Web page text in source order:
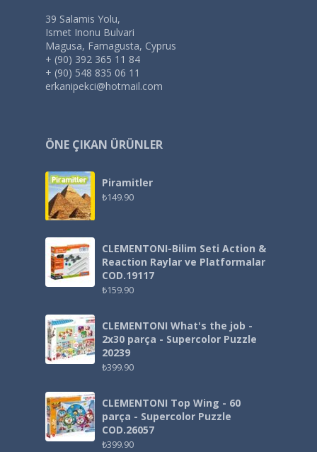
39 Salamis Yolu,
Ismet Inonu Bulvari
Magusa, Famagusta, Cyprus
+ (90) 392 365 11 84
+ (90) 548 835 06 11
erkanipekci@hotmail.com
ÖNE ÇIKAN ÜRÜNLER
Piramitler
₺149.90
CLEMENTONI-Bilim Seti Action &
Reaction Raylar ve Platformalar
COD.19117
₺159.90
CLEMENTONI What's the job -
2x30 parça - Supercolor Puzzle
20239
₺399.90
CLEMENTONI Top Wing - 60
parça - Supercolor Puzzle
COD.26057
₺399.90